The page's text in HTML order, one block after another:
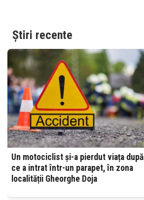
Știri recente
Un motociclist și-a pierdut viața după
ce a intrat într-un parapet, în zona
localității Gheorghe Doja